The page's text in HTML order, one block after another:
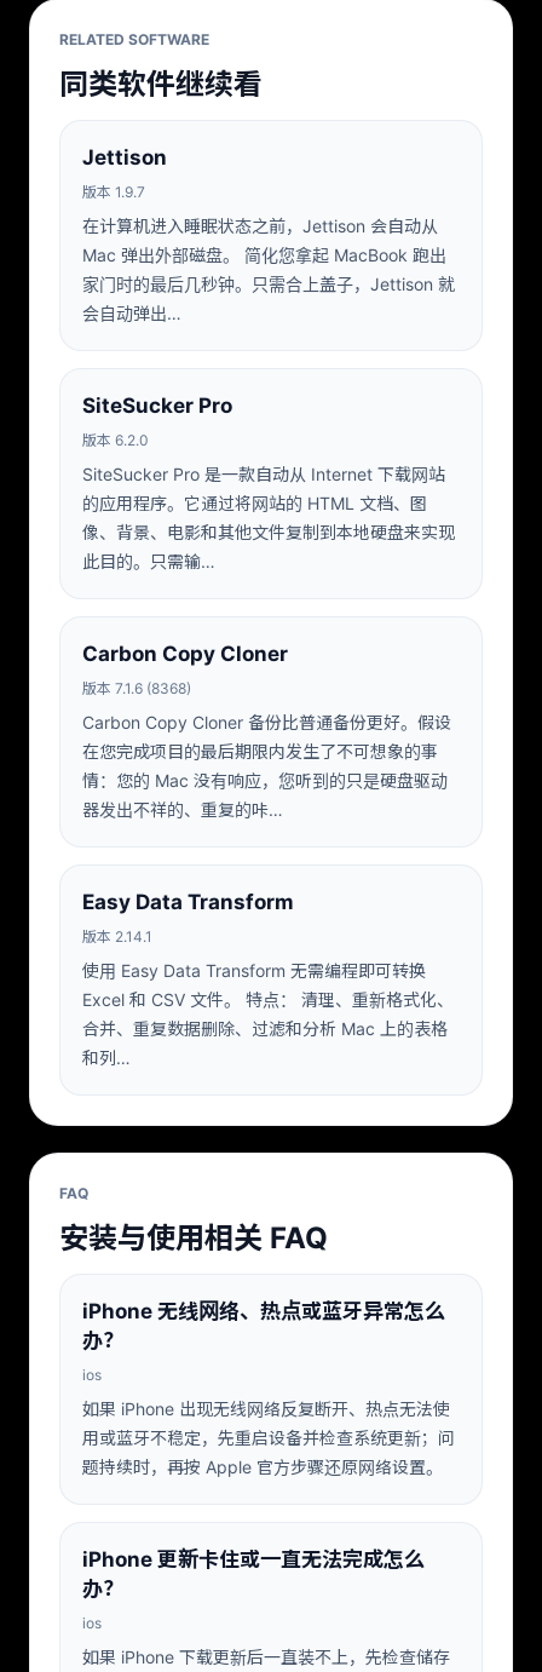
RELATED SOFTWARE
同类软件继续看
Jettison
版本 1.9.7
在计算机进入睡眠状态之前，Jettison 会自动从
Mac 弹出外部磁盘。 简化您拿起 MacBook 跑出
家门时的最后几秒钟。只需合上盖子，Jettison 就
会自动弹出…
SiteSucker Pro
版本 6.2.0
SiteSucker Pro 是一款自动从 Internet 下载网站
的应用程序。它通过将网站的 HTML 文档、图
像、背景、电影和其他文件复制到本地硬盘来实现
此目的。只需输…
Carbon Copy Cloner
版本 7.1.6 (8368)
Carbon Copy Cloner 备份比普通备份更好。假设
在您完成项目的最后期限内发生了不可想象的事
情：您的 Mac 没有响应，您听到的只是硬盘驱动
器发出不祥的、重复的咔…
Easy Data Transform
版本 2.14.1
使用 Easy Data Transform 无需编程即可转换
Excel 和 CSV 文件。 特点： 清理、重新格式化、
合并、重复数据删除、过滤和分析 Mac 上的表格
和列…
FAQ
安装与使用相关 FAQ
iPhone 无线网络、热点或蓝牙异常怎么
办？
ios
如果 iPhone 出现无线网络反复断开、热点无法使
用或蓝牙不稳定，先重启设备并检查系统更新；问
题持续时，再按 Apple 官方步骤还原网络设置。
iPhone 更新卡住或一直无法完成怎么
办？
ios
如果 iPhone 下载更新后一直装不上，先检查储存